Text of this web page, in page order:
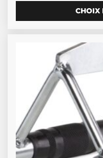
CHOIX
Ce produit a